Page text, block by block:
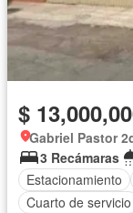
$
Gabriel Pastor
3 Recámaras
Estacionamiento
Cuarto de servicio